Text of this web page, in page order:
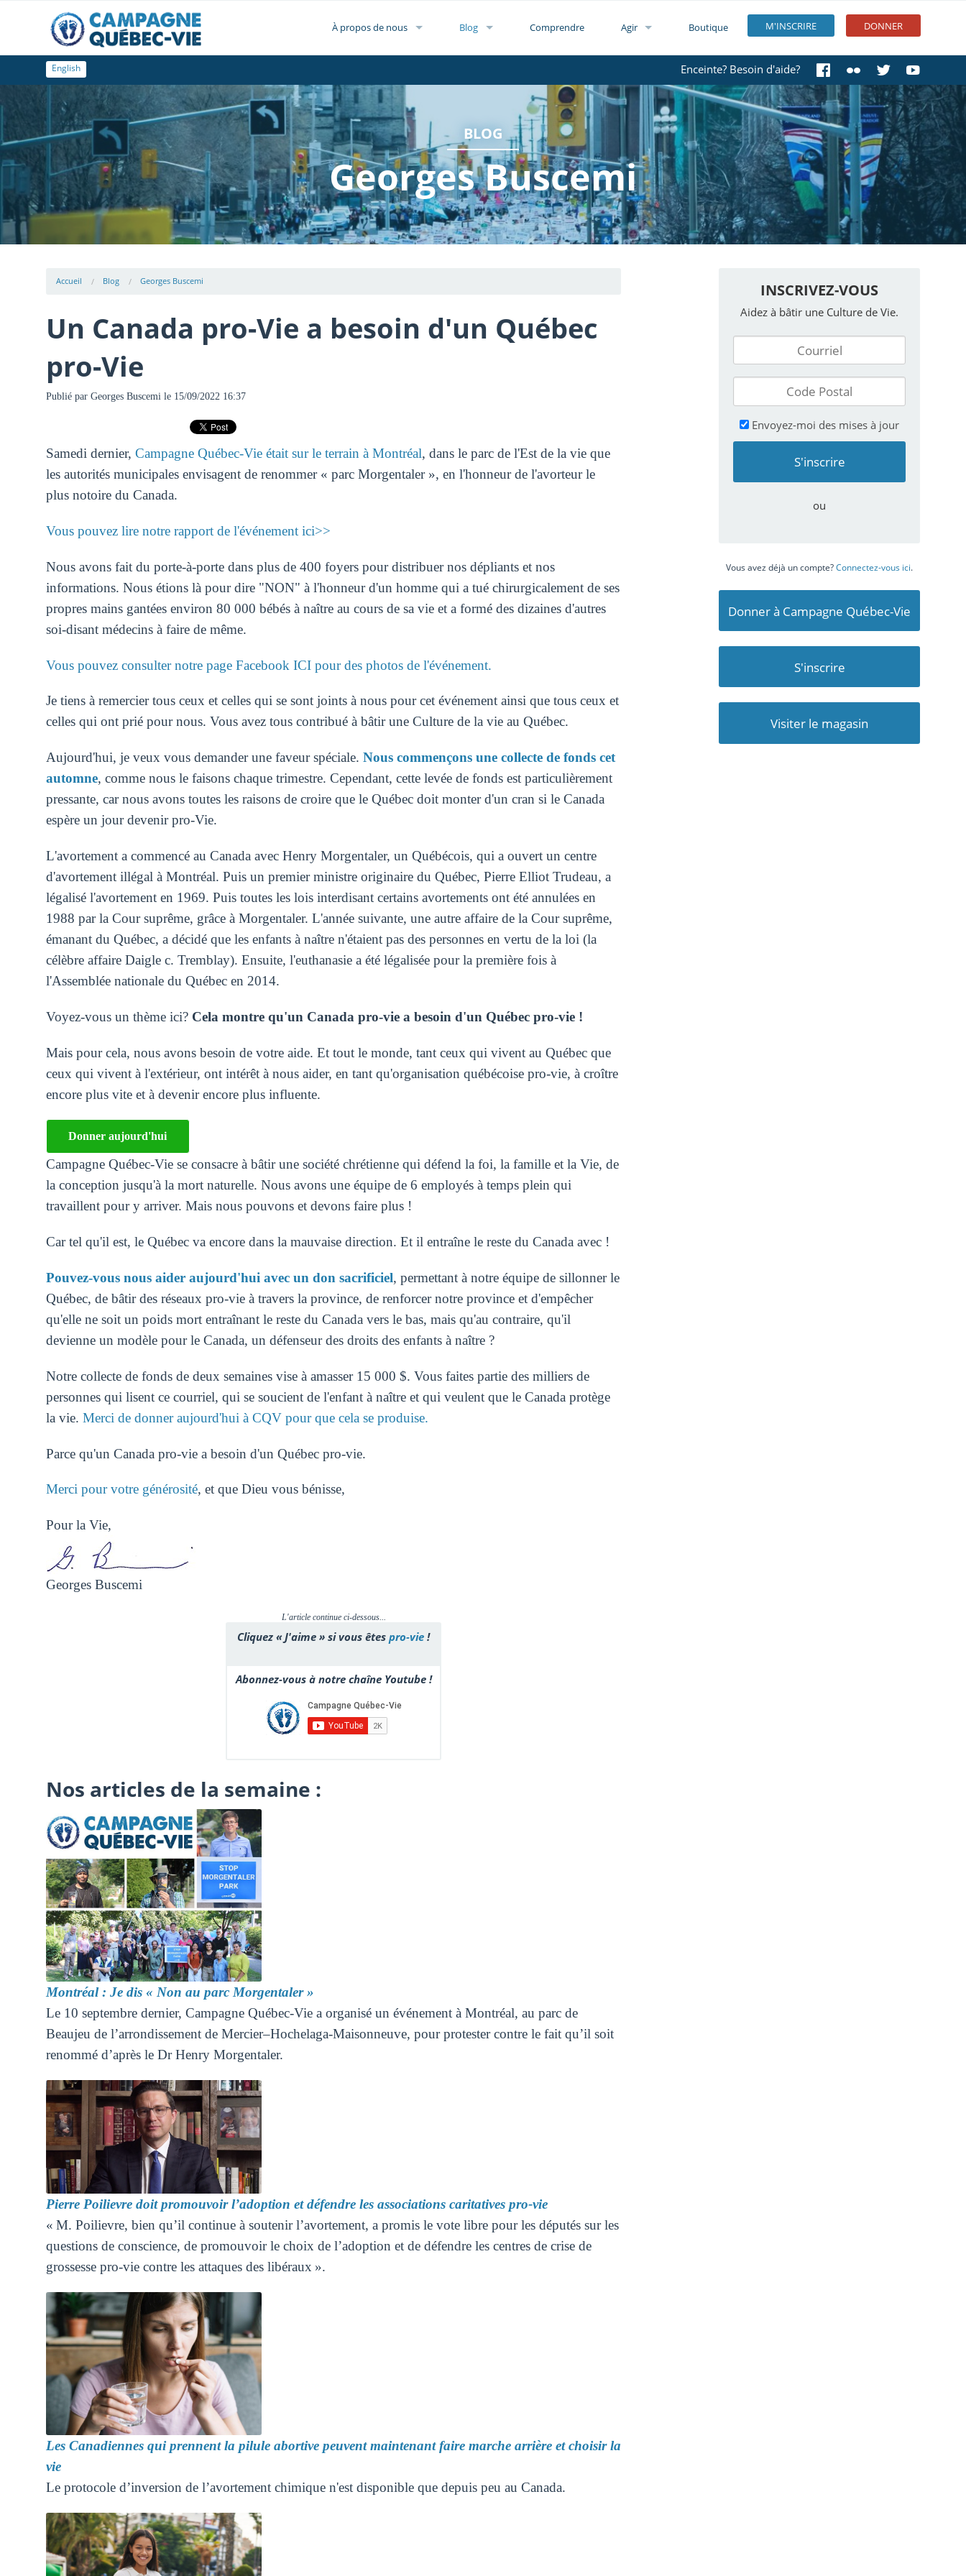
M'INSCRIRE DONNER
À propos de nous Blog Comprendre Agir Boutique
Enceinte? Besoin d'aide?
English
BLOG
Georges Buscemi
Accueil Blog Georges Buscemi
Un Canada pro-Vie a besoin d'un Québec
pro-Vie
Publié par Georges Buscemi le 15/09/2022 16:37
Samedi dernier, Campagne Québec-Vie était sur le terrain à Montréal, dans le parc de l'Est de la vie que
les autorités municipales envisagent de renommer « parc Morgentaler », en l'honneur de l'avorteur le
plus notoire du Canada.
Vous pouvez lire notre rapport de l'événement ici>>
Nous avons fait du porte-à-porte dans plus de 400 foyers pour distribuer nos dépliants et nos
informations. Nous étions là pour dire "NON" à l'honneur d'un homme qui a tué chirurgicalement de ses
propres mains gantées environ 80 000 bébés à naître au cours de sa vie et a formé des dizaines d'autres
soi-disant médecins à faire de même.
Vous pouvez consulter notre page Facebook ICI pour des photos de l'événement.
Je tiens à remercier tous ceux et celles qui se sont joints à nous pour cet événement ainsi que tous ceux et
celles qui ont prié pour nous. Vous avez tous contribué à bâtir une Culture de la vie au Québec.
Aujourd'hui, je veux vous demander une faveur spéciale. Nous commençons une collecte de fonds cet
automne, comme nous le faisons chaque trimestre. Cependant, cette levée de fonds est particulièrement
pressante, car nous avons toutes les raisons de croire que le Québec doit monter d'un cran si le Canada
espère un jour devenir pro-Vie.
L'avortement a commencé au Canada avec Henry Morgentaler, un Québécois, qui a ouvert un centre
d'avortement illégal à Montréal. Puis un premier ministre originaire du Québec, Pierre Elliot Trudeau, a
légalisé l'avortement en 1969. Puis toutes les lois interdisant certains avortements ont été annulées en
1988 par la Cour suprême, grâce à Morgentaler. L'année suivante, une autre affaire de la Cour suprême,
émanant du Québec, a décidé que les enfants à naître n'étaient pas des personnes en vertu de la loi (la
célèbre affaire Daigle c. Tremblay). Ensuite, l'euthanasie a été légalisée pour la première fois à
l'Assemblée nationale du Québec en 2014.
Voyez-vous un thème ici? Cela montre qu'un Canada pro-vie a besoin d'un Québec pro-vie !
Mais pour cela, nous avons besoin de votre aide. Et tout le monde, tant ceux qui vivent au Québec que
ceux qui vivent à l'extérieur, ont intérêt à nous aider, en tant qu'organisation québécoise pro-vie, à croître
encore plus vite et à devenir encore plus influente.
Donner aujourd'hui
Campagne Québec-Vie se consacre à bâtir une société chrétienne qui défend la foi, la famille et la Vie, de
la conception jusqu'à la mort naturelle. Nous avons une équipe de 6 employés à temps plein qui
travaillent pour y arriver. Mais nous pouvons et devons faire plus !
Car tel qu'il est, le Québec va encore dans la mauvaise direction. Et il entraîne le reste du Canada avec !
Pouvez-vous nous aider aujourd'hui avec un don sacrificiel, permettant à notre équipe de sillonner le
Québec, de bâtir des réseaux pro-vie à travers la province, de renforcer notre province et d'empêcher
qu'elle ne soit un poids mort entraînant le reste du Canada vers le bas, mais qu'au contraire, qu'il
devienne un modèle pour le Canada, un défenseur des droits des enfants à naître ?
Notre collecte de fonds de deux semaines vise à amasser 15 000 $. Vous faites partie des milliers de
personnes qui lisent ce courriel, qui se soucient de l'enfant à naître et qui veulent que le Canada protège
la vie. Merci de donner aujourd'hui à CQV pour que cela se produise.
Parce qu'un Canada pro-vie a besoin d'un Québec pro-vie.
Merci pour votre générosité, et que Dieu vous bénisse,
Pour la Vie,
Georges Buscemi
L'article continue ci-dessous...
Cliquez « J'aime » si vous êtes pro-vie !
Abonnez-vous à notre chaîne Youtube !
Nos articles de la semaine :
Montréal : Je dis « Non au parc Morgentaler »
Le 10 septembre dernier, Campagne Québec-Vie a organisé un événement à Montréal, au parc de
Beaujeu de l’arrondissement de Mercier–Hochelaga-Maisonneuve, pour protester contre le fait qu’il soit
renommé d’après le Dr Henry Morgentaler.
Pierre Poilievre doit promouvoir l’adoption et défendre les associations caritatives pro-vie
« M. Poilievre, bien qu’il continue à soutenir l’avortement, a promis le vote libre pour les députés sur les
questions de conscience, de promouvoir le choix de l’adoption et de défendre les centres de crise de
grossesse pro-vie contre les attaques des libéraux ».
Les Canadiennes qui prennent la pilule abortive peuvent maintenant faire marche arrière et choisir la
vie
Le protocole d’inversion de l’avortement chimique n'est disponible que depuis peu au Canada.
INSCRIVEZ-VOUS
Aidez à bâtir une Culture de Vie.
Envoyez-moi des mises à jour
ou
Vous avez déjà un compte?Connectez-vous ici.
Donner à Campagne Québec-Vie
S'inscrire
Visiter le magasin